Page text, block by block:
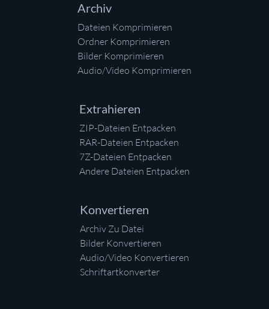
Archiv
Dateien Komprimieren
Ordner Komprimieren
Bilder Komprimieren
Audio/Video Komprimieren
Extrahieren
ZIP-Dateien Entpacken
RAR-Dateien Entpacken
7Z-Dateien Entpacken
Andere Dateien Entpacken
Konvertieren
Archiv Zu Datei
Bilder Konvertieren
Audio/Video Konvertieren
Schriftartkonverter